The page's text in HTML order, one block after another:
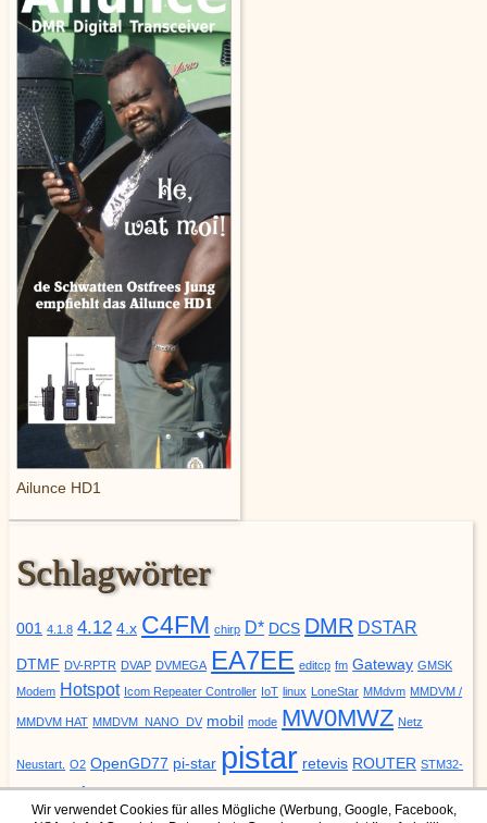
Ailunce HD1
Schlagwörter
001 4.1.8 4.12 4.x C4FM chirp D* DCS DMR DSTAR
DTMF DV-RPTR DVAP DVMEGA EA7EE editcp fm Gateway GMSK
Modem Hotspot Icom Repeater Controller IoT linux LoneStar MMdvm MMDVM /
MMDVM HAT MMDVM_NANO_DV mobil mode MW0MWZ Netz
Neustart. O2 OpenGD77 pi-star pistar retevis ROUTER STM32-
update YSF
Wir verwendet Cookies für alles Mögliche (Werbung, Google, Facebook,